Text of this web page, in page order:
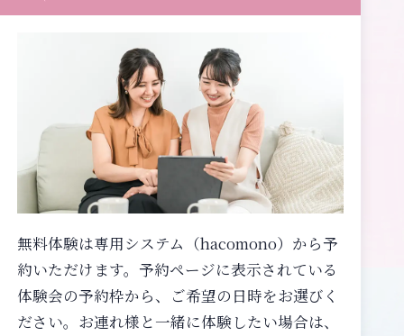
無料体験は専用システム（hacomono）から予
約いただけます。予約ページに表示されている
体験会の予約枠から、ご希望の日時をお選びく
ださい。お連れ様と一緒に体験したい場合は、